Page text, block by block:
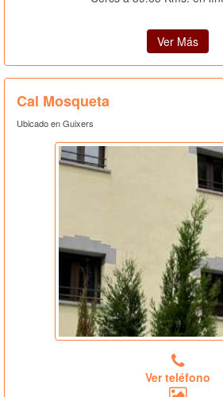
Ver Más
Cal Mosqueta
Ubicado en Guixers
Ver teléfono